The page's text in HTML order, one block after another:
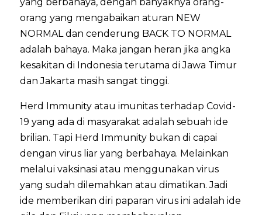
orang yang mengabaikan aturan NEW
NORMAL dan cenderung BACK TO NORMAL
adalah bahaya. Maka jangan heran jika angka
kesakitan di Indonesia terutama di Jawa Timur
dan Jakarta masih sangat tinggi.
Herd Immunity atau imunitas terhadap Covid-
19 yang ada di masyarakat adalah sebuah ide
brilian. Tapi Herd Immunity bukan di capai
dengan virus liar yang berbahaya. Melainkan
melalui vaksinasi atau menggunakan virus
yang sudah dilemahkan atau dimatikan. Jadi
ide memberikan diri paparan virus ini adalah ide